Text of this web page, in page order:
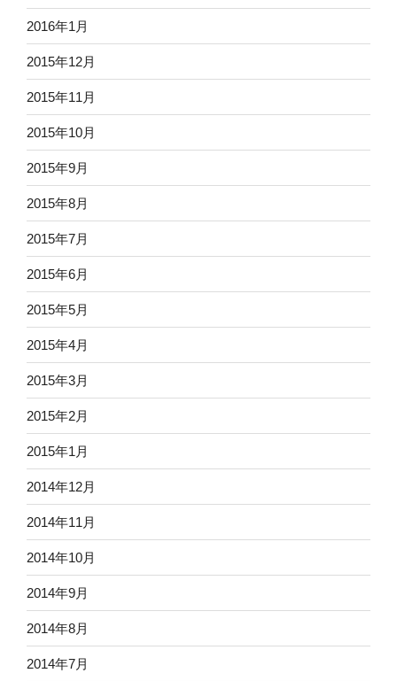
2016年1月
2015年12月
2015年11月
2015年10月
2015年9月
2015年8月
2015年7月
2015年6月
2015年5月
2015年4月
2015年3月
2015年2月
2015年1月
2014年12月
2014年11月
2014年10月
2014年9月
2014年8月
2014年7月